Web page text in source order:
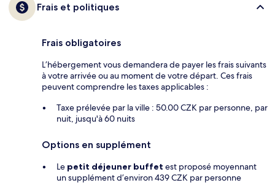
Frais et politiques
Frais obligatoires
L’hébergement vous demandera de payer les frais suivants
à votre arrivée ou au moment de votre départ. Ces frais
peuvent comprendre les taxes applicables :
Taxe prélevée par la ville : 50.00 CZK par personne, par
nuit, jusqu'à 60 nuits
Options en supplément
Le petit déjeuner buffet est proposé moyennant
un supplément d’environ 439 CZK par personne